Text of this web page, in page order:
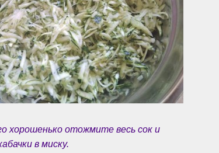
хорошенько отожмите весь сок и
в миску.